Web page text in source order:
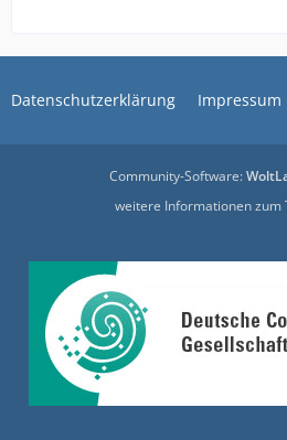
Datenschutzerklärung Impressum
Community-Software:
weitere Informationen zum